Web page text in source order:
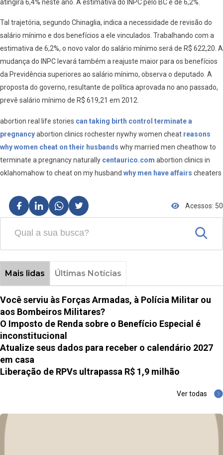
atingirá 6,4% neste ano. A estimativa do INPC pelo BC é de 6,2%.
Tal trajetória, segundo Chinaglia, indica a necessidade de revisão do
salário mínimo e dos benefícios a ele vinculados. Trabalhando com a
estimativa de 6,2%, o novo valor do salário mínimo será de R$ 622,20. A
mudança do INPC levará também a reajuste maior para os benefícios
da Previdência superiores ao salário mínimo, observa o deputado. A
proposta do governo, resultante de política aprovada no ano passado,
prevê salário mínimo de R$ 619,21 em 2012.
abortion real life stories can taking birth control terminate a
pregnancyabortion clinics rochester nywhy women cheat reasons
why women cheat on their husbands why married men cheathow to
terminate a pregnancy naturally centaurico.com abortion clinics in
oklahomahow to cheat on my husband why men have affairs cheaters
Acessos: 50
Mais lidas Últimas Notícias
Você serviu às Forças Armadas, à Polícia Militar ou
aos Bombeiros Militares?
O Imposto de Renda sobre o Benefício Especial é
inconstitucional
Atualize seus dados para receber o calendário 2027
em casa
Liberação de RPVs ultrapassa R$ 1,9 milhão
Ver todas